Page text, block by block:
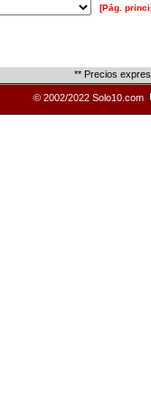
[Pág.
** Precios
© 2002/2022 Solo10.com